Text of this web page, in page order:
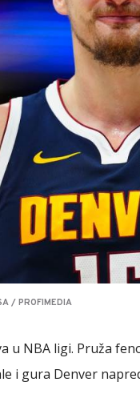
/ PROFIMEDIA
u NBA ligi. Pruža
i gura Denver